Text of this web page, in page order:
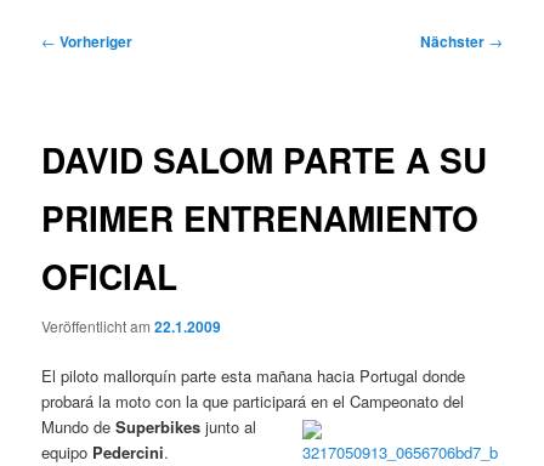
Beitragsnavigation
← Vorheriger Nächster →
DAVID SALOM PARTE A SU
PRIMER ENTRENAMIENTO
OFICIAL
Veröffentlicht am22.1.2009
El piloto mallorquín parte esta mañana hacia Portugal donde
probará la moto con la que participará en el Campeonato del
Mundo deSuperbikes junto al
equipo Pedercini.